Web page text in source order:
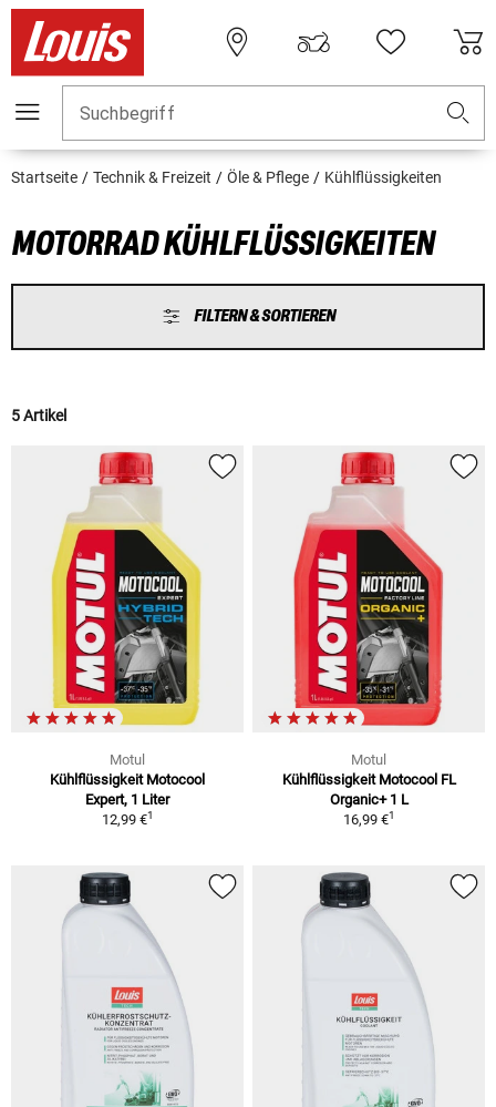
Suchbegriff
Startseite Technik & Freizeit Öle & Pflege Kühlflüssigkeiten
MOTORRAD KÜHLFLÜSSIGKEITEN
FILTERN & SORTIEREN
5 Artikel
Motul
Kühlflüssigkeit Motocool
Expert, 1 Liter
12,99 €1
Motul
Kühlflüssigkeit Motocool FL
Organic+ 1 L
16,99 €1